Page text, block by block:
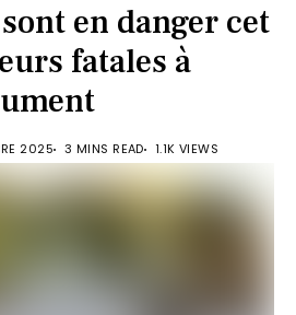
en danger cet
fatales à
2025 3 MINS READ 1.1K VIEWS